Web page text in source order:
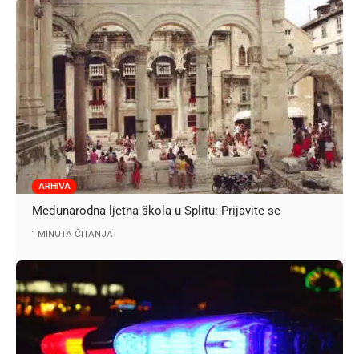
ARHIVA
Međunarodna ljetna škola u Splitu: Prijavite se
1 MINUTA ČITANJA